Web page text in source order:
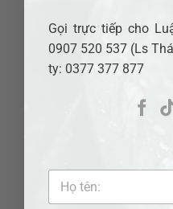
Gọi trực tiếp cho
0907 520 537 (Ls
ty: 0377 377 877